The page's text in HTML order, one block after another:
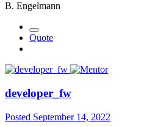
B. Engelmann
Quote
developer_fw
Posted September 14, 2022